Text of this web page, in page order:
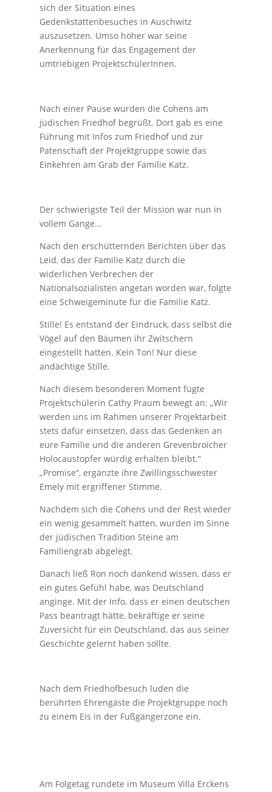
sich der Situation eines
Gedenkstättenbesuches in Auschwitz
auszusetzen. Umso höher war seine
Anerkennung für das Engagement der
umtriebigen ProjektschülerInnen.
Nach einer Pause wurden die Cohens am
jüdischen Friedhof begrüßt. Dort gab es eine
Führung mit Infos zum Friedhof und zur
Patenschaft der Projektgruppe sowie das
Einkehren am Grab der Familie Katz.
Der schwierigste Teil der Mission war nun in
vollem Gange…
Nach den erschütternden Berichten über das
Leid, das der Familie Katz durch die
widerlichen Verbrechen der
Nationalsozialisten angetan worden war, folgte
eine Schweigeminute für die Familie Katz.
Stille! Es entstand der Eindruck, dass selbst die
Vögel auf den Bäumen ihr Zwitschern
eingestellt hatten. Kein Ton! Nur diese
andächtige Stille.
Nach diesem besonderen Moment fügte
Projektschülerin Cathy Praum bewegt an: „Wir
werden uns im Rahmen unserer Projektarbeit
stets dafür einsetzen, dass das Gedenken an
eure Familie und die anderen Grevenbroicher
Holocaustopfer würdig erhalten bleibt.“
„Promise“, ergänzte ihre Zwillingsschwester
Emely mit ergriffener Stimme.
Nachdem sich die Cohens und der Rest wieder
ein wenig gesammelt hatten, wurden im Sinne
der jüdischen Tradition Steine am
Familiengrab abgelegt.
Danach ließ Ron noch dankend wissen, dass er
ein gutes Gefühl habe, was Deutschland
anginge. Mit der Info, dass er einen deutschen
Pass beantragt hätte, bekräftige er seine
Zuversicht für ein Deutschland, das aus seiner
Geschichte gelernt haben sollte.
Nach dem Friedhofbesuch luden die
berührten Ehrengäste die Projektgruppe noch
zu einem Eis in der Fußgängerzone ein.
Am Folgetag rundete im Museum Villa Erckens